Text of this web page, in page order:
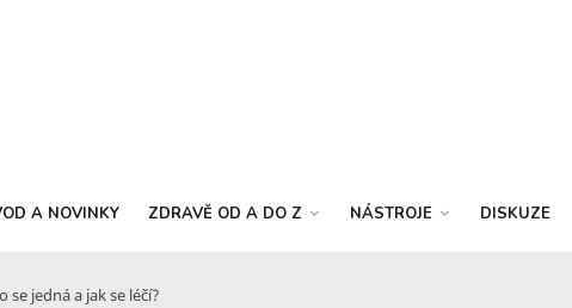
A NOVINKY ZDRAVĚ OD A DO Z NÁSTROJE DISKUZE
se jedná a jak se léčí?